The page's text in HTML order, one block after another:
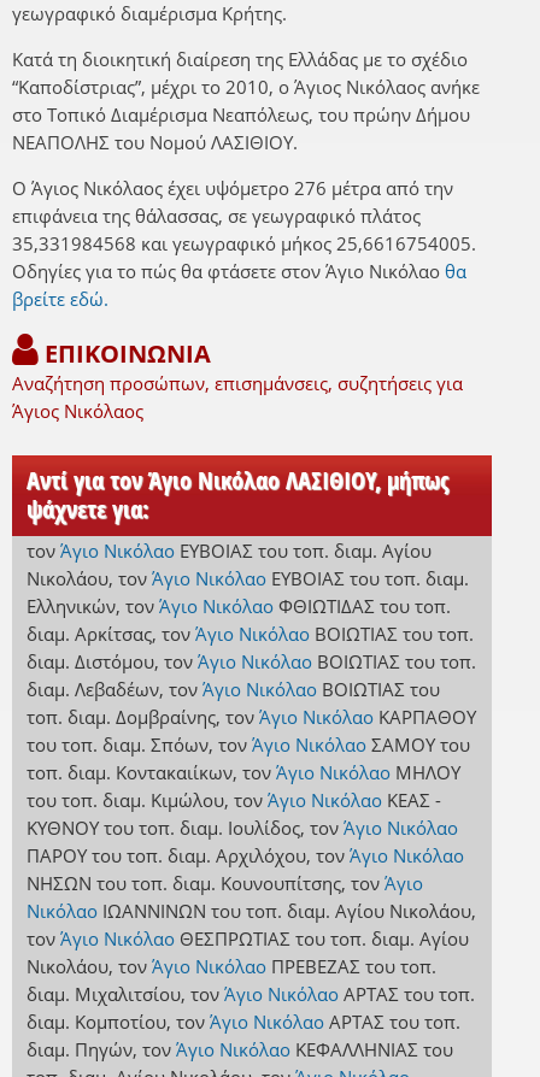
γεωγραφικό διαμέρισμα Κρήτης.
Κατά τη διοικητική διαίρεση της Ελλάδας με το σχέδιο
“Καποδίστριας”, μέχρι το 2010, ο Άγιος Νικόλαος ανήκε
στο Τοπικό Διαμέρισμα Νεαπόλεως, του πρώην Δήμου
ΝΕΑΠΟΛΗΣ του Νομού ΛΑΣΙΘΙΟΥ.
Ο Άγιος Νικόλαος έχει υψόμετρο 276 μέτρα από την
επιφάνεια της θάλασσας, σε γεωγραφικό πλάτος
35,331984568 και γεωγραφικό μήκος 25,6616754005.
Οδηγίες για το πώς θα φτάσετε στον Άγιο Νικόλαο θα
βρείτε εδώ.
ΕΠΙΚΟΙΝΩΝΙΑ
Αναζήτηση προσώπων, επισημάνσεις, συζητήσεις για
Άγιος Νικόλαος
Αντί για τον Άγιο Νικόλαο ΛΑΣΙΘΙΟΥ, μήπως
ψάχνετε για:
τον Άγιο Νικόλαο ΕΥΒΟΙΑΣ του τοπ. διαμ. Αγίου
Νικολάου, τον Άγιο Νικόλαο ΕΥΒΟΙΑΣ του τοπ. διαμ.
Ελληνικών, τον Άγιο Νικόλαο ΦΘΙΩΤΙΔΑΣ του τοπ.
διαμ. Αρκίτσας, τον Άγιο Νικόλαο ΒΟΙΩΤΙΑΣ του τοπ.
διαμ. Διστόμου, τον Άγιο Νικόλαο ΒΟΙΩΤΙΑΣ του τοπ.
διαμ. Λεβαδέων, τον Άγιο Νικόλαο ΒΟΙΩΤΙΑΣ του
τοπ. διαμ. Δομβραίνης, τον Άγιο Νικόλαο ΚΑΡΠΑΘΟΥ
του τοπ. διαμ. Σπόων, τον Άγιο Νικόλαο ΣΑΜΟΥ του
τοπ. διαμ. Κοντακαιίκων, τον Άγιο Νικόλαο ΜΗΛΟΥ
του τοπ. διαμ. Κιμώλου, τον Άγιο Νικόλαο ΚΕΑΣ -
ΚΥΘΝΟΥ του τοπ. διαμ. Ιουλίδος, τον Άγιο Νικόλαο
ΠΑΡΟΥ του τοπ. διαμ. Αρχιλόχου, τον Άγιο Νικόλαο
ΝΗΣΩΝ του τοπ. διαμ. Κουνουπίτσης, τον Άγιο
Νικόλαο ΙΩΑΝΝΙΝΩΝ του τοπ. διαμ. Αγίου Νικολάου,
τον Άγιο Νικόλαο ΘΕΣΠΡΩΤΙΑΣ του τοπ. διαμ. Αγίου
Νικολάου, τον Άγιο Νικόλαο ΠΡΕΒΕΖΑΣ του τοπ.
διαμ. Μιχαλιτσίου, τον Άγιο Νικόλαο ΑΡΤΑΣ του τοπ.
διαμ. Κομποτίου, τον Άγιο Νικόλαο ΑΡΤΑΣ του τοπ.
διαμ. Πηγών, τον Άγιο Νικόλαο ΚΕΦΑΛΛΗΝΙΑΣ του